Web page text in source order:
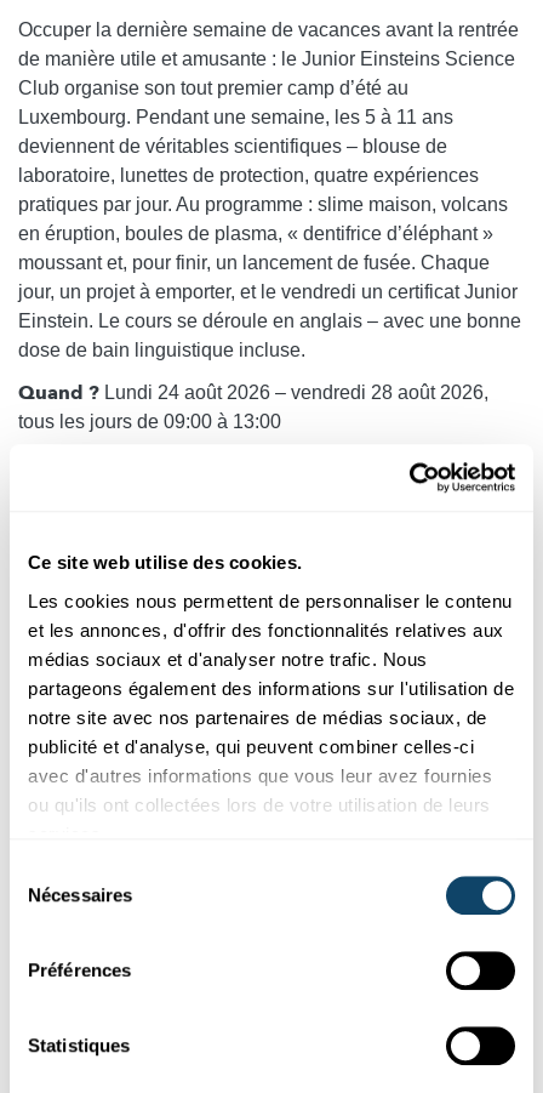
Ce site web utilise des cookies.
Les cookies nous permettent de personnaliser le contenu
et les annonces, d'offrir des fonctionnalités relatives aux
médias sociaux et d'analyser notre trafic. Nous
partageons également des informations sur l'utilisation de
notre site avec nos partenaires de médias sociaux, de
publicité et d'analyse, qui peuvent combiner celles-ci
avec d'autres informations que vous leur avez fournies
ou qu'ils ont collectées lors de votre utilisation de leurs
Nécessaires
Préférences
Statistiques
Occuper la dernière semaine de vacances avant la rentrée
de manière utile et amusante : le Junior Einsteins Science
Club organise son tout premier camp d’été au
Luxembourg. Pendant une semaine, les 5 à 11 ans
deviennent de véritables scientifiques – blouse de
laboratoire, lunettes de protection, quatre expériences
pratiques par jour. Au programme : slime maison, volcans
en éruption, boules de plasma, « dentifrice d’éléphant »
moussant et, pour finir, un lancement de fusée. Chaque
jour, un projet à emporter, et le vendredi un certificat Junior
Einstein. Le cours se déroule en anglais – avec une bonne
dose de bain linguistique incluse.
Quand ? Lundi 24 août 2026 – vendredi 28 août 2026,
tous les jours de 09:00 à 13:00
Laborartorium, 24 rue Geespelt, L-3378 Livange
Luxembourg@junioreinsteinsscienceclub.com
Coût :250 € pour la semaine (prix de lancement,
normalement 350 €)
Langues : EN
Organisé par : Junior Einsteins Science Club
Plus d’infos :
https://science.lu/de/slime-rockets-and-big-
Atelier : Urban Walk – Discover Climate
Une promenade accessible et concrète à travers Belval :
endroits de la ville se réchauffent de manière très